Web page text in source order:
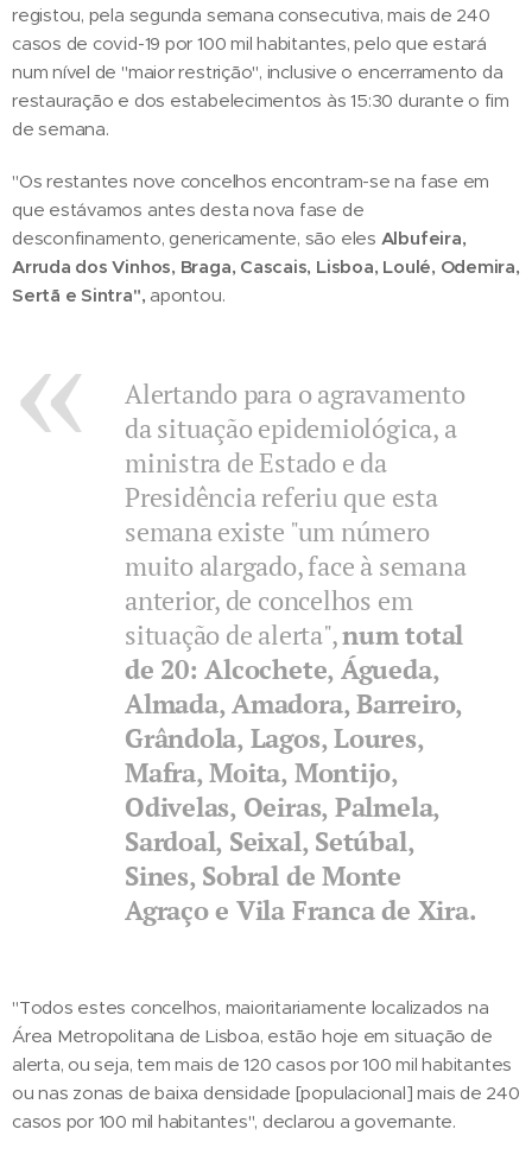
registou, pela segunda semana consecutiva, mais de 240
casos de covid-19 por 100 mil habitantes, pelo que estará
num nível de "maior restrição", inclusive o encerramento da
restauração e dos estabelecimentos às 15:30 durante o fim
de semana.
"Os restantes nove concelhos encontram-se na fase em
que estávamos antes desta nova fase de
desconfinamento, genericamente, são eles Albufeira,
Arruda dos Vinhos, Braga, Cascais, Lisboa, Loulé, Odemira,
Sertã e Sintra", apontou.
Alertando para o agravamento
da situação epidemiológica, a
ministra de Estado e da
Presidência referiu que esta
semana existe "um número
muito alargado, face à semana
anterior, de concelhos em
situação de alerta",num total
de 20: Alcochete, Águeda,
Almada, Amadora, Barreiro,
Grândola, Lagos, Loures,
Mafra, Moita, Montijo,
Odivelas, Oeiras, Palmela,
Sardoal, Seixal, Setúbal,
Sines, Sobral de Monte
Agraço e Vila Franca de Xira.
"Todos estes concelhos, maioritariamente localizados na
Área Metropolitana de Lisboa, estão hoje em situação de
alerta, ou seja, tem mais de 120 casos por 100 mil habitantes
ou nas zonas de baixa densidade [populacional] mais de 240
casos por 100 mil habitantes", declarou a governante.